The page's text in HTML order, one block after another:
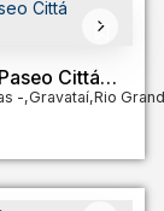
Cittá
,Gravataí,Rio